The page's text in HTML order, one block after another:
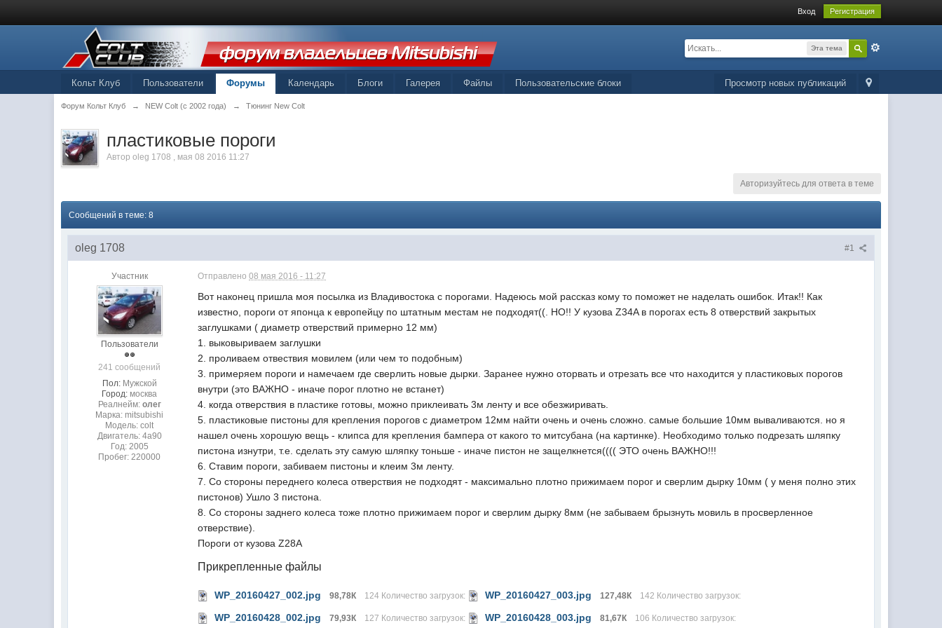
Вход Регистрация
Эта тема
Просмотр новых публикаций
Кольт Клуб Пользователи Форумы Календарь Блоги Галерея Файлы Пользовательские блоки
Форум Кольт Клуб → NEW Colt (с 2002 года) → Тюнинг New Colt
пластиковые пороги
Авторoleg 1708 , мая 08 2016 11:27
Авторизуйтесь для ответа в теме
Сообщений в теме: 8
#1
oleg 1708
Участник
Пользователи
241 сообщений
Пол: Мужской
Город: москва
Реалнейм: олег
Марка: mitsubishi
Модель: colt
Двигатель: 4а90
Год: 2005
Пробег: 220000
Отправлено08 мая 2016 - 11:27
Вот наконец пришла моя посылка из Владивостока с порогами. Надеюсь мой рассказ кому то поможет не наделать ошибок. Итак!! Как
известно, пороги от японца к европейцу по штатным местам не подходят((. НО!! У кузова Z34A в порогах есть 8 отверствий закрытых
заглушками ( диаметр отверствий примерно 12 мм)
1. выковыриваем заглушки
2. проливаем отвествия мовилем (или чем то подобным)
3. примеряем пороги и намечаем где сверлить новые дырки. Заранее нужно оторвать и отрезать все что находится у пластиковых порогов
внутри (это ВАЖНО - иначе порог плотно не встанет)
4. когда отверствия в пластике готовы, можно приклеивать 3м ленту и все обезжиривать.
5. пластиковые пистоны для крепления порогов с диаметром 12мм найти очень и очень сложно. самые большие 10мм вываливаются. но я
нашел очень хорошую вещь - клипса для крепления бампера от какого то митсубана (на картинке). Необходимо только подрезать шляпку
пистона изнутри, т.е. сделать эту самую шляпку тоньше - иначе пистон не защелкнется(((( ЭТО очень ВАЖНО!!!
6. Ставим пороги, забиваем пистоны и клеим 3м ленту.
7. Со стороны переднего колеса отверствия не подходят - максимально плотно прижимаем порог и сверлим дырку 10мм ( у меня полно этих
пистонов) Ушло 3 пистона.
8. Со стороны заднего колеса тоже плотно прижимаем порог и сверлим дырку 8мм (не забываем брызнуть мовиль в просверленное
отверствие).
Пороги от кузова Z28A
Прикрепленные файлы
WP_20160427_002.jpg 98,78К 124 Количество загрузок: WP_20160427_003.jpg 127,48К 142 Количество загрузок:
WP_20160428_002.jpg 79,93К 127 Количество загрузок: WP_20160428_003.jpg 81,67К 106 Количество загрузок: